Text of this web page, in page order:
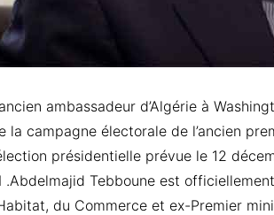
ambassadeur d’Algérie à
la campagne électorale de l’ancien
présidentielle prévue le 12
.Abdelmajid Tebboune est
du Commerce et ex-Premier